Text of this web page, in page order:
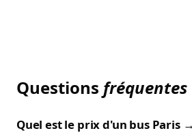
Questions fréquentes
Quel est le prix d'un bus Paris